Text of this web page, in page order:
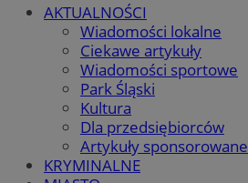
AKTUALNOŚCI
Wiadomości lokalne
Ciekawe artykuły
Wiadomości sportowe
Park Śląski
Kultura
Dla przedsiębiorców
Artykuły sponsorowane
KRYMINALNE